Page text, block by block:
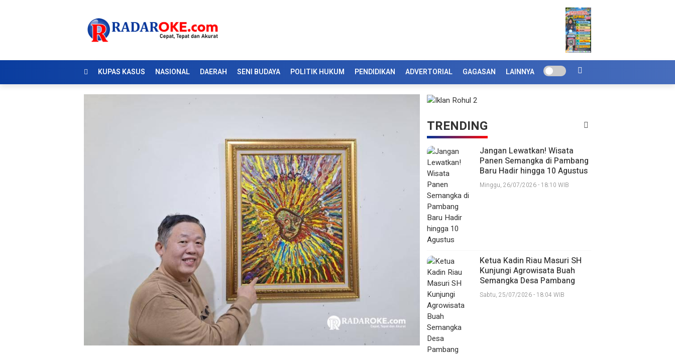
KUPAS KASUS NASIONAL DAERAH SENI BUDAYA POLITIK HUKUM PENDIDIKAN ADVERTORIAL GAGASAN LAINNYA
TRENDING
Jangan Lewatkan! Wisata
Panen Semangka di Pambang
Baru Hadir hingga 10 Agustus
Minggu, 26/07/2026 - 18:10 WIB
Ketua Kadin Riau Masuri SH
Kunjungi Agrowisata Buah
Semangka Desa Pambang
Baru
Sabtu, 25/07/2026 - 18:04 WIB